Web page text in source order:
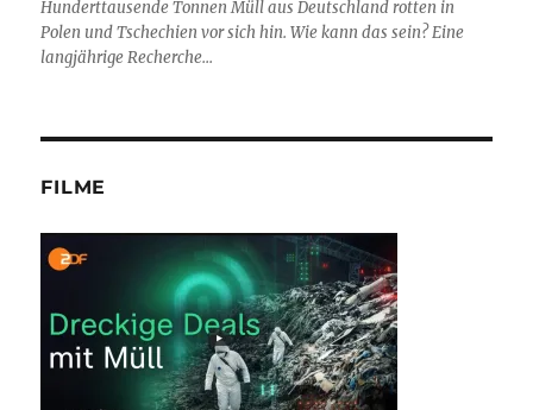
Hunderttausende Tonnen Müll aus Deutschland rotten in
Polen und Tschechien vor sich hin. Wie kann das sein? Eine
langjährige Recherche...
FILME